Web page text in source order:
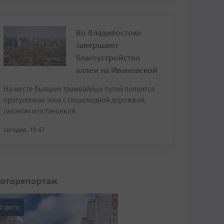
Во Владивостоке
завершают
благоустройство
аллеи на Ивановской
На месте бывших трамвайных путей появится
прогулочная зона с пешеходной дорожкой,
газоном и остановкой
сегодня, 19:47
фото